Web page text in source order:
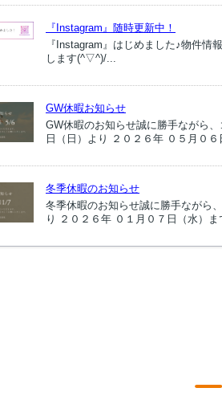
『Instagram』随時更新中！
『Instagram』はじめました♪物件
します(^▽^)/...
GW休暇お知らせ
GW休暇のお知らせ誠に勝手ながら
日（日）より ２０２６年 ０５月０
冬季休暇のお知らせ
冬季休暇のお知らせ誠に勝手ながら
り ２０２６年 ０１月０７日（水）